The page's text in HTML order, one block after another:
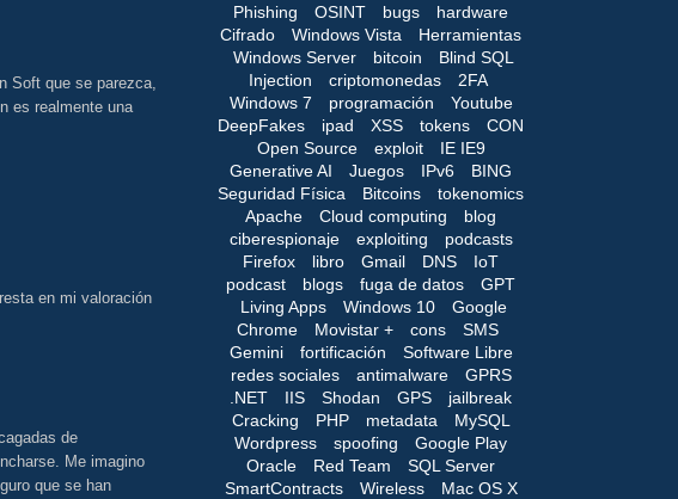
Soft que se parezca,
es realmente una
en mi valoración
de
Me imagino
que se han
Phishing
OSINT bugs
hardware
Cifrado
Windows Vista
Herramientas
Windows Server
bitcoin
Blind SQL
Injection
criptomonedas
2FA
Windows 7
programación
Youtube
DeepFakes
ipad XSS tokens
CON
Open Source
exploit
IE IE9
Generative AI
Juegos IPv6
BING
Seguridad Física
Bitcoins
tokenomics
Apache
Cloud computing
blog
ciberespionaje
exploiting
podcasts
Firefox
libro Gmail DNS
IoT
podcast
blogs fuga de datos
GPT
Living Apps
Windows 10
Google
Chrome
Movistar + cons
SMS
Gemini
fortificación
Software Libre
redes sociales
antimalware
GPRS
.NET
IIS Shodan GPS
jailbreak
Cracking
PHP metadata
MySQL
Wordpress
spoofing
Google Play
Oracle
Red Team
SQL Server
SmartContracts
Wireless
Mac OS X